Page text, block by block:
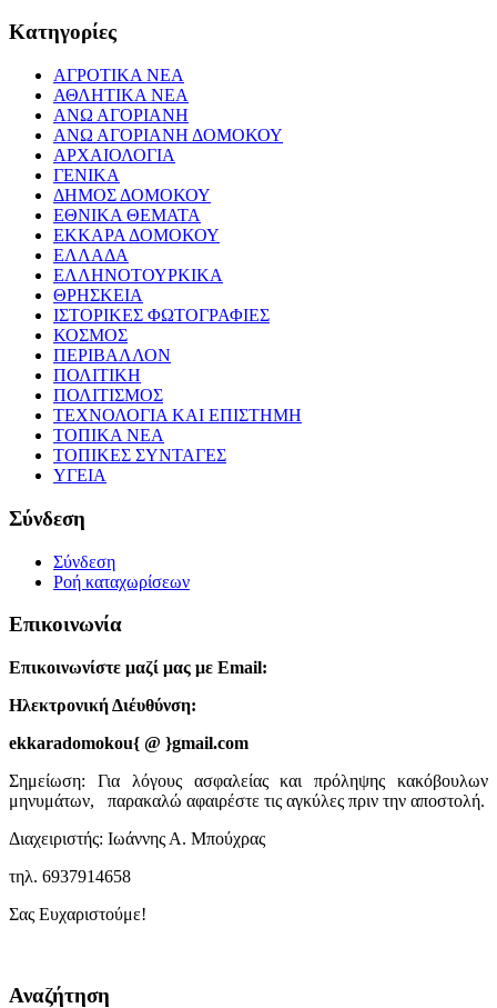
Kατηγορίες
ΑΓΡΟΤΙΚΑ ΝΕΑ
ΑΘΛΗΤΙΚΑ ΝΕΑ
ΑΝΩ ΑΓΟΡΙΑΝΗ
ΑΝΩ ΑΓΟΡΙΑΝΗ ΔΟΜΟΚΟΥ
ΑΡΧΑΙΟΛΟΓΙΑ
ΓΕΝΙΚΑ
ΔΗΜΟΣ ΔΟΜΟΚΟΥ
ΕΘΝΙΚΑ ΘΕΜΑΤΑ
ΕΚΚΑΡΑ ΔΟΜΟΚΟΥ
ΕΛΛΑΔΑ
ΕΛΛΗΝΟΤΟΥΡΚΙΚΑ
ΘΡΗΣΚΕΙΑ
ΙΣΤΟΡΙΚΕΣ ΦΩΤΟΓΡΑΦΙΕΣ
ΚΟΣΜΟΣ
ΠΕΡΙΒΑΛΛΟΝ
ΠΟΛΙΤΙΚΗ
ΠΟΛΙΤΙΣΜΟΣ
ΤΕΧΝΟΛΟΓΙΑ ΚΑΙ ΕΠΙΣΤΗΜΗ
ΤΟΠΙΚΑ ΝΕΑ
ΤΟΠΙΚΕΣ ΣΥΝΤΑΓΕΣ
ΥΓΕΙΑ
Σύνδεση
Σύνδεση
Ροή καταχωρίσεων
Επικοινωνία
Επικοινωνίστε μαζί μας με Email:
Ηλεκτρονική Διέυθύνση:
ekkaradomokou{ @ }gmail.com
Σημείωση: Για λόγους ασφαλείας και πρόληψης κακόβουλων
μηνυμάτων, παρακαλώ αφαιρέστε τις αγκύλες πριν την αποστολή.
Διαχειριστής: Ιωάννης Α. Μπούχρας
τηλ. 6937914658
Σας Ευχαριστούμε!
Αναζήτηση